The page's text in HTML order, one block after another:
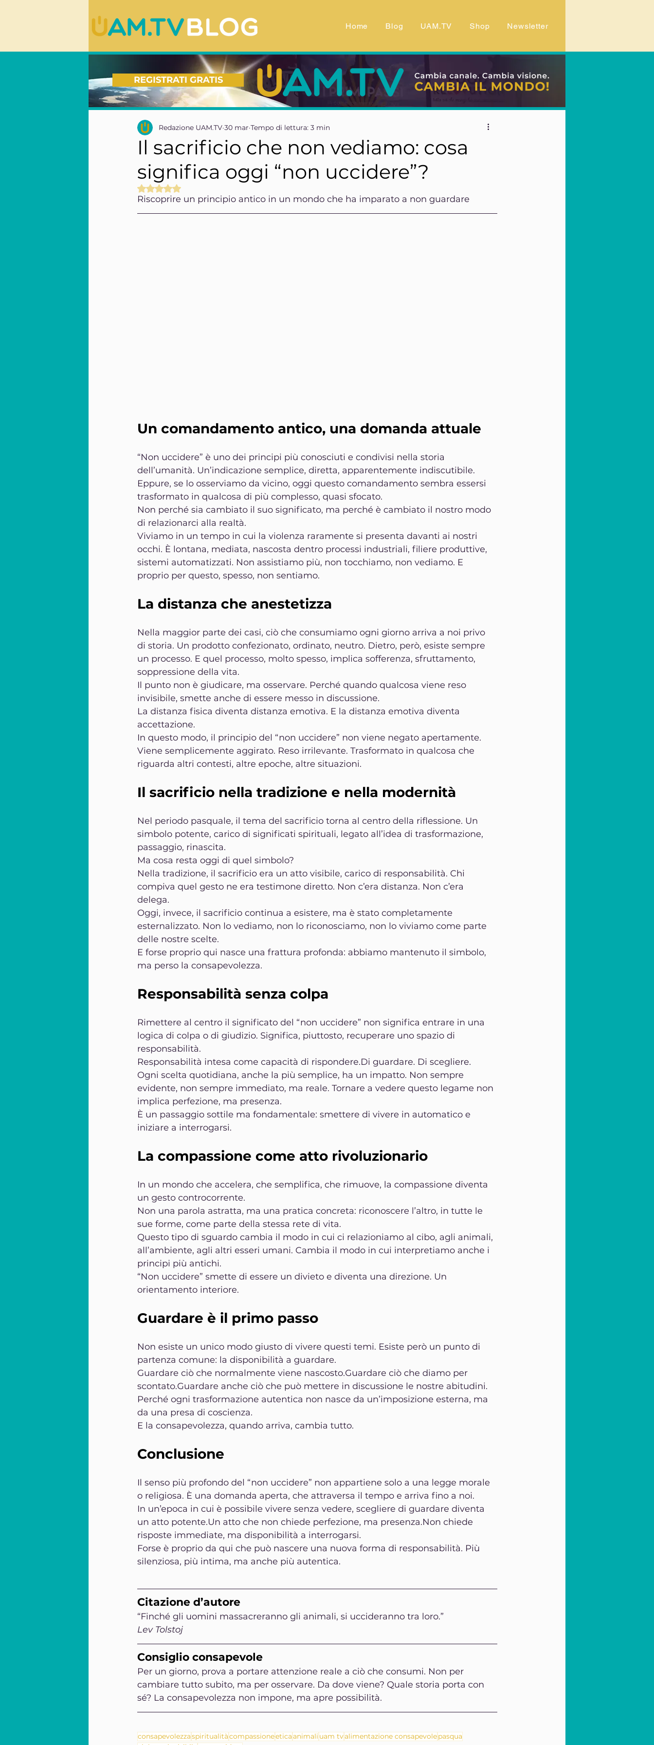
Home Blog UAM.TV Shop Newsletter
Il sacrificio che non vediamo: cosa
significa oggi “non uccidere”?
Redazione UAM.TV 30 mar Tempo di lettura: 3 min
Valutazione NaN stelle su 5.
Riscoprire un principio antico in un mondo che ha imparato a non guardare
Un comandamento antico, una domanda attuale
“Non uccidere” è uno dei principi più conosciuti e condivisi nella storia
dell’umanità. Un’indicazione semplice, diretta, apparentemente indiscutibile.
Eppure, se lo osserviamo da vicino, oggi questo comandamento sembra essersi
trasformato in qualcosa di più complesso, quasi sfocato.
Non perché sia cambiato il suo significato, ma perché è cambiato il nostro modo
di relazionarci alla realtà.
Viviamo in un tempo in cui la violenza raramente si presenta davanti ai nostri
occhi. È lontana, mediata, nascosta dentro processi industriali, filiere produttive,
sistemi automatizzati. Non assistiamo più, non tocchiamo, non vediamo. E
proprio per questo, spesso, non sentiamo.
La distanza che anestetizza
Nella maggior parte dei casi, ciò che consumiamo ogni giorno arriva a noi privo
di storia. Un prodotto confezionato, ordinato, neutro. Dietro, però, esiste sempre
un processo. E quel processo, molto spesso, implica sofferenza, sfruttamento,
soppressione della vita.
Il punto non è giudicare, ma osservare. Perché quando qualcosa viene reso
invisibile, smette anche di essere messo in discussione.
La distanza fisica diventa distanza emotiva. E la distanza emotiva diventa
accettazione.
In questo modo, il principio del “non uccidere” non viene negato apertamente.
Viene semplicemente aggirato. Reso irrilevante. Trasformato in qualcosa che
riguarda altri contesti, altre epoche, altre situazioni.
Il sacrificio nella tradizione e nella modernità
Nel periodo pasquale, il tema del sacrificio torna al centro della riflessione. Un
simbolo potente, carico di significati spirituali, legato all’idea di trasformazione,
passaggio, rinascita.
Ma cosa resta oggi di quel simbolo?
Nella tradizione, il sacrificio era un atto visibile, carico di responsabilità. Chi
compiva quel gesto ne era testimone diretto. Non c’era distanza. Non c’era
delega.
Oggi, invece, il sacrificio continua a esistere, ma è stato completamente
esternalizzato. Non lo vediamo, non lo riconosciamo, non lo viviamo come parte
delle nostre scelte.
E forse proprio qui nasce una frattura profonda: abbiamo mantenuto il simbolo,
ma perso la consapevolezza.
Responsabilità senza colpa
Rimettere al centro il significato del “non uccidere” non significa entrare in una
logica di colpa o di giudizio. Significa, piuttosto, recuperare uno spazio di
responsabilità.
Responsabilità intesa come capacità di rispondere.Di guardare. Di scegliere.
Ogni scelta quotidiana, anche la più semplice, ha un impatto. Non sempre
evidente, non sempre immediato, ma reale. Tornare a vedere questo legame non
implica perfezione, ma presenza.
È un passaggio sottile ma fondamentale: smettere di vivere in automatico e
iniziare a interrogarsi.
La compassione come atto rivoluzionario
In un mondo che accelera, che semplifica, che rimuove, la compassione diventa
un gesto controcorrente.
Non una parola astratta, ma una pratica concreta: riconoscere l’altro, in tutte le
sue forme, come parte della stessa rete di vita.
Questo tipo di sguardo cambia il modo in cui ci relazioniamo al cibo, agli animali,
all’ambiente, agli altri esseri umani. Cambia il modo in cui interpretiamo anche i
principi più antichi.
“Non uccidere” smette di essere un divieto e diventa una direzione. Un
orientamento interiore.
Guardare è il primo passo
Non esiste un unico modo giusto di vivere questi temi. Esiste però un punto di
partenza comune: la disponibilità a guardare.
Guardare ciò che normalmente viene nascosto.Guardare ciò che diamo per
scontato.Guardare anche ciò che può mettere in discussione le nostre abitudini.
Perché ogni trasformazione autentica non nasce da un’imposizione esterna, ma
da una presa di coscienza.
E la consapevolezza, quando arriva, cambia tutto.
Conclusione
Il senso più profondo del “non uccidere” non appartiene solo a una legge morale
o religiosa. È una domanda aperta, che attraversa il tempo e arriva fino a noi.
In un’epoca in cui è possibile vivere senza vedere, scegliere di guardare diventa
un atto potente.Un atto che non chiede perfezione, ma presenza.Non chiede
risposte immediate, ma disponibilità a interrogarsi.
Forse è proprio da qui che può nascere una nuova forma di responsabilità. Più
silenziosa, più intima, ma anche più autentica.
Citazione d’autore
“Finché gli uomini massacreranno gli animali, si uccideranno tra loro.”
Lev Tolstoj
Consiglio consapevole
Per un giorno, prova a portare attenzione reale a ciò che consumi. Non per
cambiare tutto subito, ma per osservare. Da dove viene? Quale storia porta con
sé? La consapevolezza non impone, ma apre possibilità.
consapevolezzaspiritualitàcompassioneeticaanimali uam tvalimentazione consapevolepasqua
REGISTRATI GRATIS